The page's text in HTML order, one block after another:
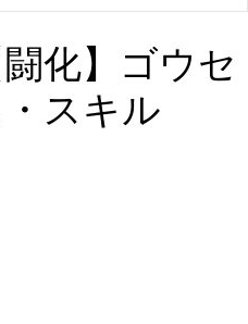
化】ゴウセ
スキル